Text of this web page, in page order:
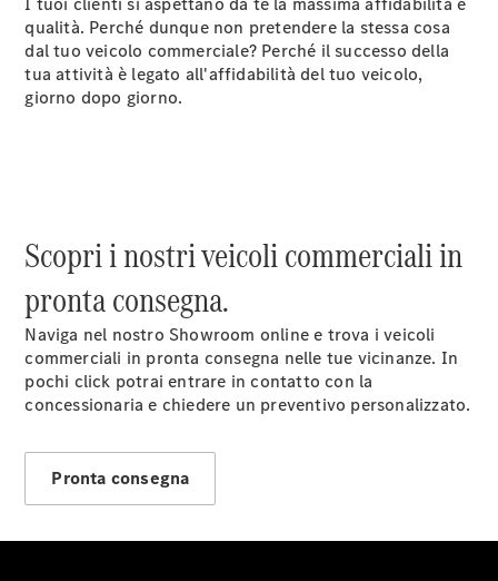
Configuratore
Mercedes-
Benz Store.
Vito
Tutti i Vito
Vito
Furgone
Vito Mixto
Vito Tourer
Configuratore
Benz Store.
Marco Polo
qualità. Perché dunque non pretendere la stessa cosa
dal tuo veicolo commerciale? Perché il successo della
tua attività è legato all'affidabilità del tuo veicolo,
giorno dopo giorno.
Scopri i nostri veicoli commerciali in
pronta consegna.
Naviga nel nostro Showroom online e trova i veicoli
commerciali in pronta consegna nelle tue vicinanze. In
pochi click potrai entrare in contatto con la
concessionaria e chiedere un preventivo personalizzato.
Pronta consegna